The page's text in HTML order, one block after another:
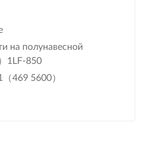
на полунавесной
1LF-850
469 5600）